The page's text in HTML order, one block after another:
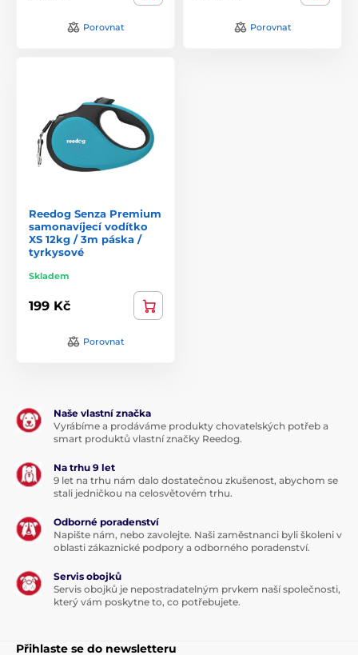
Porovnat Porovnat
Reedog Senza Premium
samonavíjecí vodítko
XS 12kg / 3m páska /
tyrkysové
Skladem
199 Kč
Porovnat
Naše vlastní značka
Vyrábíme a prodáváme produkty chovatelských potřeb a
smart produktů vlastní značky Reedog.
Na trhu 9 let
9 let na trhu nám dalo dostatečnou zkušenost, abychom se
stali jedničkou na celosvětovém trhu.
Odborné poradenství
Napište nám, nebo zavolejte. Naši zaměstnanci byli školeni v
oblasti zákaznické podpory a odborného poradenství.
Servis obojků
Servis obojků je nepostradatelným prvkem naší společnosti,
který vám poskytne to, co potřebujete.
Přihlaste se do newsletteru